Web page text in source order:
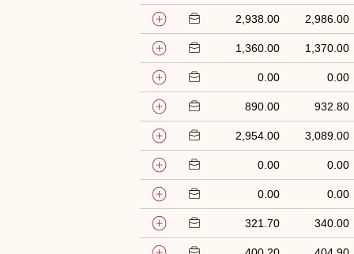
2,986.00
2,938.00
1,370.00
1,360.00
0.00
0.00
932.80
890.00
3,089.00
2,954.00
0.00
0.00
0.00
0.00
340.00
321.70